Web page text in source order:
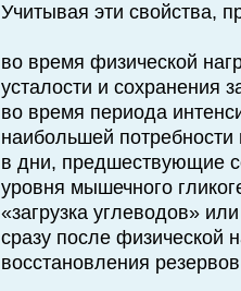
Учитывая эти свойства,
во время физической
усталости и сохранения
во время периода
наибольшей потребности
в дни, предшествующие
уровня мышечного
«загрузка углеводов»
сразу после физической
восстановления